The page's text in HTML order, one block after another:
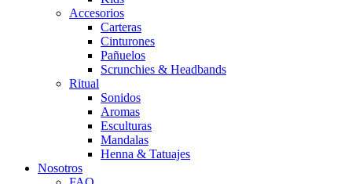
Accesorios
Carteras
Cinturones
Pañuelos
Scrunchies & Headbands
Ritual
Sonidos
Aromas
Esculturas
Mandalas
Henna & Tatuajes
Nosotros